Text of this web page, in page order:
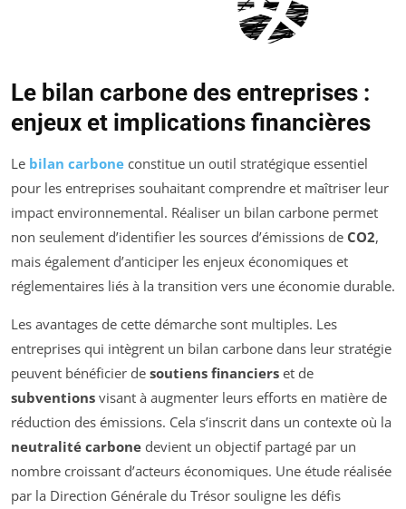
Le bilan carbone des entreprises :
enjeux et implications financières
Le bilan carbone constitue un outil stratégique essentiel
pour les entreprises souhaitant comprendre et maîtriser leur
impact environnemental. Réaliser un bilan carbone permet
non seulement d’identifier les sources d’émissions de CO2,
mais également d’anticiper les enjeux économiques et
réglementaires liés à la transition vers une économie durable.
Les avantages de cette démarche sont multiples. Les
entreprises qui intègrent un bilan carbone dans leur stratégie
peuvent bénéficier de soutiens financiers et de
subventions visant à augmenter leurs efforts en matière de
réduction des émissions. Cela s’inscrit dans un contexte où la
neutralité carbone devient un objectif partagé par un
nombre croissant d’acteurs économiques. Une étude réalisée
par la Direction Générale du Trésor souligne les défis